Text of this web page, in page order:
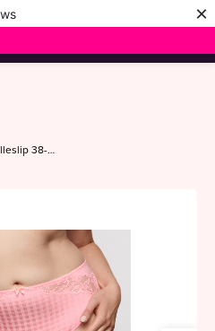
×
Prima Donna Madison tailleslip 38-52 pink parfait